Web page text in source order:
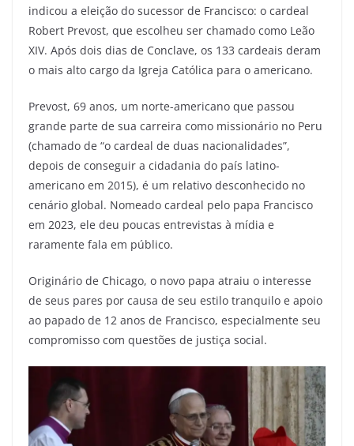
indicou a eleição do sucessor de Francisco: o cardeal
Robert Prevost, que escolheu ser chamado como Leão
XIV. Após dois dias de Conclave, os 133 cardeais deram
o mais alto cargo da Igreja Católica para o americano.
Prevost, 69 anos, um norte-americano que passou
grande parte de sua carreira como missionário no Peru
(chamado de “o cardeal de duas nacionalidades”,
depois de conseguir a cidadania do país latino-
americano em 2015), é um relativo desconhecido no
cenário global. Nomeado cardeal pelo papa Francisco
em 2023, ele deu poucas entrevistas à mídia e
raramente fala em público.
Originário de Chicago, o novo papa atraiu o interesse
de seus pares por causa de seu estilo tranquilo e apoio
ao papado de 12 anos de Francisco, especialmente seu
compromisso com questões de justiça social.